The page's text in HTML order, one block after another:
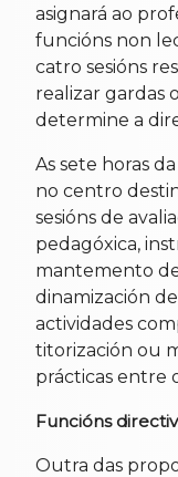
asignará ao
funcións non
catro sesións
realizar gardas
determine a
As sete horas
no centro
sesións de
pedagóxica,
mantemento
dinamización
actividades
titorización ou
prácticas entre
Funcións
Outra das